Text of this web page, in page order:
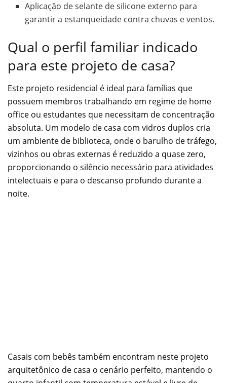
Aplicação de selante de silicone externo para
garantir a estanqueidade contra chuvas e ventos.
Qual o perfil familiar indicado
para este projeto de casa?
Este projeto residencial é ideal para famílias que
possuem membros trabalhando em regime de home
office ou estudantes que necessitam de concentração
absoluta. Um modelo de casa com vidros duplos cria
um ambiente de biblioteca, onde o barulho de tráfego,
vizinhos ou obras externas é reduzido a quase zero,
proporcionando o silêncio necessário para atividades
intelectuais e para o descanso profundo durante a
noite.
Casais com bebês também encontram neste projeto
arquitetônico de casa o cenário perfeito, mantendo o